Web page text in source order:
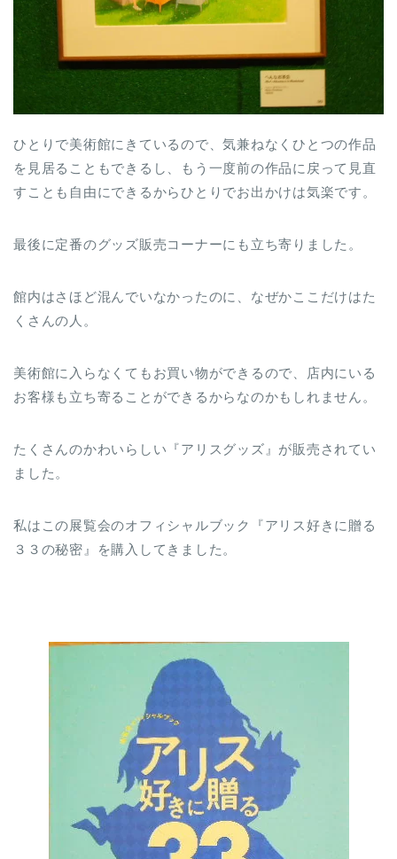
ひとりで美術館にきているので、気兼ねなくひとつの作品
を見居ることもできるし、もう一度前の作品に戻って見直
すことも自由にできるからひとりでお出かけは気楽です。
最後に定番のグッズ販売コーナーにも立ち寄りました。
館内はさほど混んでいなかったのに、なぜかここだけはた
くさんの人。
美術館に入らなくてもお買い物ができるので、店内にいる
お客様も立ち寄ることができるからなのかもしれません。
たくさんのかわいらしい『アリスグッズ』が販売されてい
ました。
私はこの展覧会のオフィシャルブック『アリス好きに贈る
３３の秘密』を購入してきました。